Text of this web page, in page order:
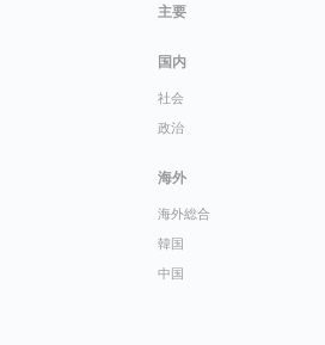
主要
国内
社会
政治
海外
海外総合
韓国
中国